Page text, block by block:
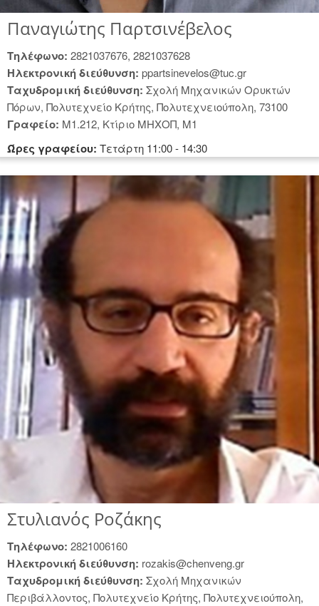
Παναγιώτης Παρτσινέβελος
Tηλέφωνο: 2821037676, 2821037628
Hλεκτρονική διεύθυνση: ppartsinevelos@tuc.gr
Tαχυδρομική διεύθυνση: Σχολή Μηχανικών Ορυκτών
Πόρων, Πολυτεχνείο Κρήτης, Πολυτεχνειούπολη, 73100
Γραφείο: Μ1.212, Κτίριο ΜΗΧΟΠ, Μ1
Ώρες γραφείου: Tετάρτη 11:00 - 14:30
Στυλιανός Ροζάκης
Tηλέφωνο: 2821006160
Hλεκτρονική διεύθυνση: rozakis@chenveng.gr
Tαχυδρομική διεύθυνση: Σχολή Μηχανικών
Περιβάλλοντος, Πολυτεχνείο Κρήτης, Πολυτεχνειούπολη,